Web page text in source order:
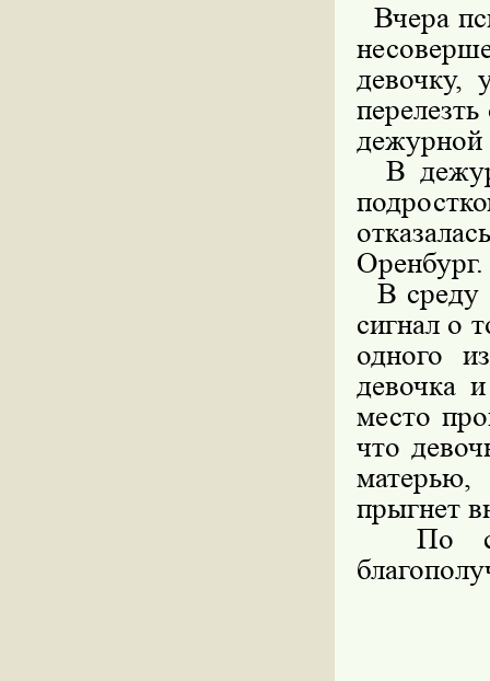
Вчера
девочку,
В
Оренбург.
В среду
сигнал о
одного
девочка
место
что
матерью,
прыгнет
По